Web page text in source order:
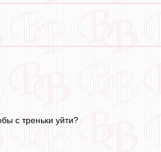
с треньки уйти?